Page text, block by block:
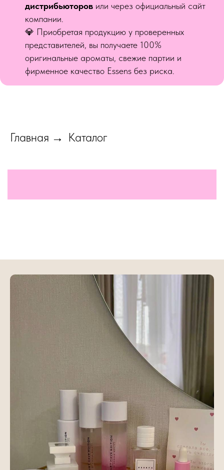
дистрибьюторов или через официальный сайт
компании.
💎 Приобретая продукцию у проверенных
представителей, вы получаете 100%
оригинальные ароматы, свежие партии и
фирменное качество Essens без риска.
Главная → Каталог